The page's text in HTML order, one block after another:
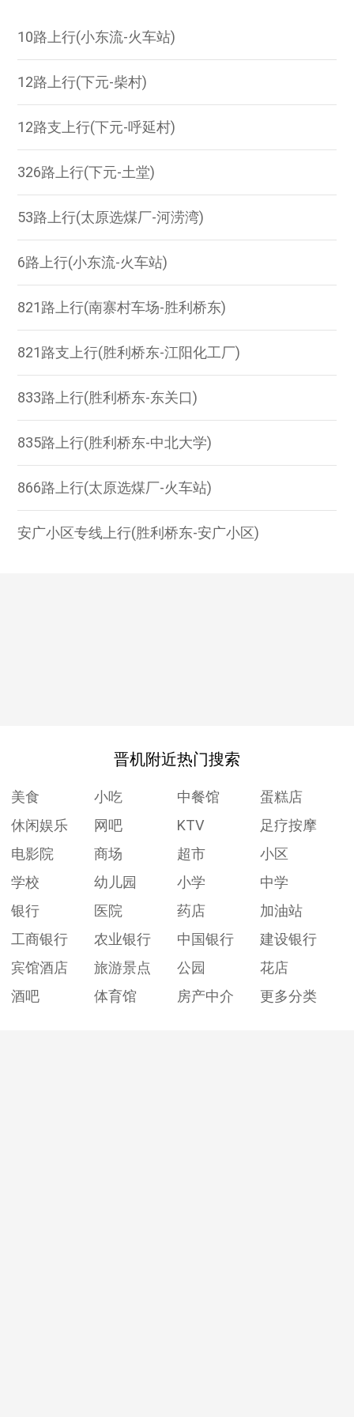
10路上行(小东流-火车站)
12路上行(下元-柴村)
12路支上行(下元-呼延村)
326路上行(下元-土堂)
53路上行(太原选煤厂-河涝湾)
6路上行(小东流-火车站)
821路上行(南寨村车场-胜利桥东)
821路支上行(胜利桥东-江阳化工厂)
833路上行(胜利桥东-东关口)
835路上行(胜利桥东-中北大学)
866路上行(太原选煤厂-火车站)
安广小区专线上行(胜利桥东-安广小区)
晋机附近热门搜索
美食 小吃 中餐馆
蛋糕店
休闲娱乐
网吧 KTV
足疗按摩
电影院
商场 超市
小区
学校
幼儿园 小学
中学
银行
医院 药店
加油站
工商银行
农业银行 中国银行
建设银行
宾馆酒店
旅游景点 公园
花店
酒吧
体育馆 房产中介 更多分类